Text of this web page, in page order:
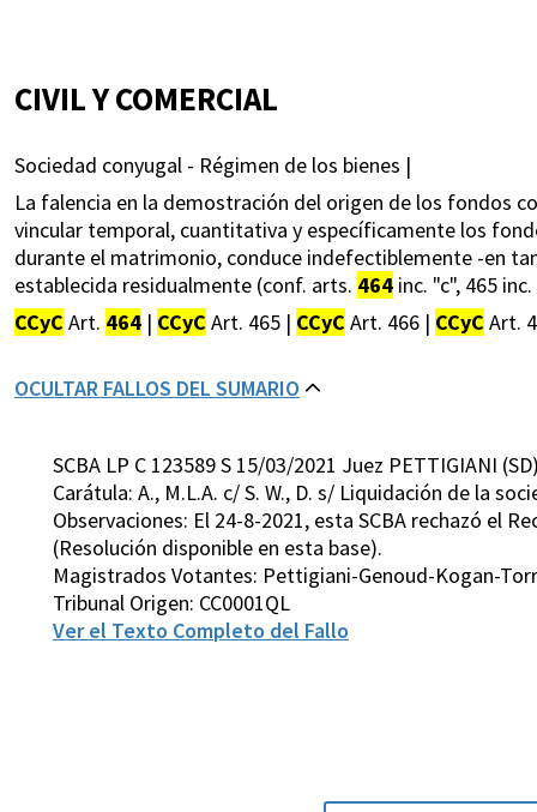
CIVIL Y COMERCIAL
Sociedad conyugal - Régimen de los bienes |
La falencia en la demostración del origen de los fondos
vincular temporal, cuantitativa y específicamente los
durante el matrimonio, conduce indefectiblemente -en
establecida residualmente (conf. arts. 464 inc. "c", 465
CCyC Art. 464 | CCyC Art. 465 | CCyC Art. 466 | CCyC Art.
OCULTAR FALLOS DEL SUMARIO
SCBA LP C 123589 S 15/03/2021 Juez PETTIGIANI
Carátula: A., M.L.A. c/ S. W., D. s/ Liquidación de la
Observaciones: El 24-8-2021, esta SCBA rechazó el
(Resolución disponible en esta base).
Magistrados Votantes: Pettigiani-Genoud-Kogan-
Tribunal Origen: CC0001QL
Ver el Texto Completo del Fallo